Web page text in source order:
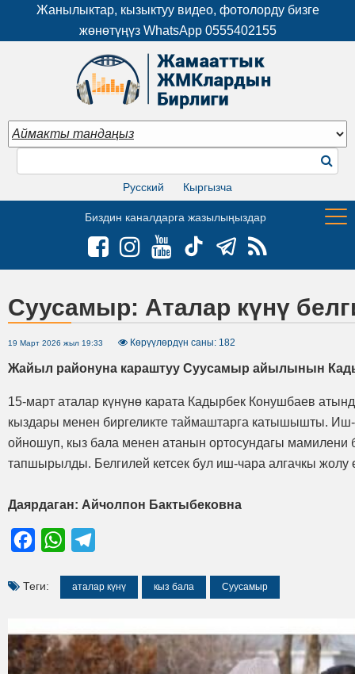
Жанылыктар, кызыктуу видео, фотолорду бизге
жөнөтүңүз WhatsApp 0555402155
Русский Кыргызча
Биздин каналдарга жазылыңыздар
Суусамыр: Аталар күнү
19 Март 2026 жыл 19:33 Көрүүлөрдүн саны: 182
Жайыл районуна караштуу Суусамыр айылынын
15-март аталар күнүнө карата Кадырбек Конушбаев
кыздары менен биргеликте таймаштарга катышышты.
ойношуп, кыз бала менен атанын ортосундагы мамилени
тапшырылды. Белгилей кетсек бул иш-чара алгачкы жолу
Даярдаган: Айчолпон Бактыбековна
FacebookWhatsApp
Теги: аталар күнү кыз бала Суусамыр